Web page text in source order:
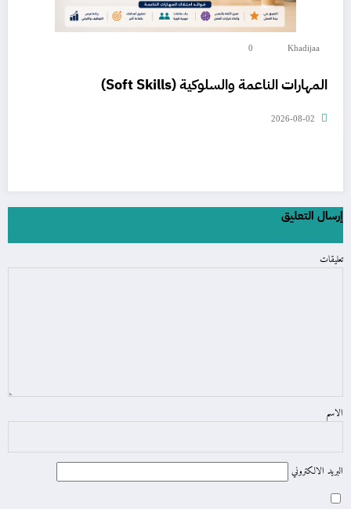
Khadijaa
0
المهارات الناعمة والسلوكية (Soft Skills)
2026-08-02
إرسال التعليق
تعليقات
الاسم
البريد الالكتروني